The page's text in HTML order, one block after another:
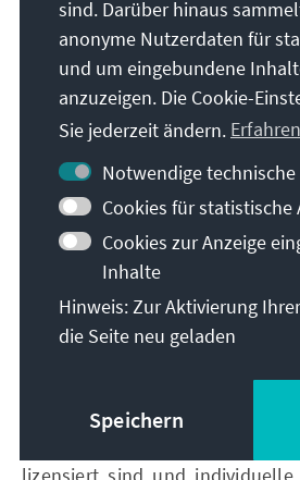
außerdem vereinfachte
Beantragung eines
Reiseziele (z.B. Singapur).
sie mit höheren Kredit- und
Jiebei und Ant Huabei
es sich um Dienstleistungen
Services Group.
Sesame Credit ist nur eines
2015 beschloss die
individuelle
für private Anbieter zu öffnen.
darunter Sesame Credit und
später wurde jedoch keines
qualifiziert befunden.
demnach keine privaten
lizensiert sind und individuelle
sind. Darüber hinaus
anonyme Nutzerdaten für
und um eingebundene
anzuzeigen. Die Cookie-
Sie jederzeit ändern.
Notwendige technische
Cookies für statistische
Cookies zur Anzeige
Inhalte
Hinweis: Zur Aktivierung
die Seite neu geladen
Speichern